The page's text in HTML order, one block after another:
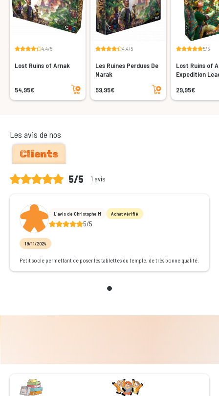
4.4/5
Lost Ruins of Arnak
54,95€
Ajouter au panier
4.4/5
Les Ruines Perdues De
Narak
59,95€
Ajouter au panier
5/5
Lost Ruins of
Expedition
29,95€
Les avis de nos
Clients
5/5 1 avis
L'avis de Christophe M Achat vérifié
5/5
19/11/2024
Petit socle permettant de poser les tablettes du temple, de très bonne qualité.